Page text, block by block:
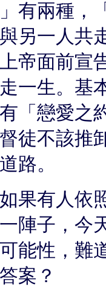
兩種，「
另一人共
帝面前宣
一生。基
「戀愛之
徒不該推
路。
有人依照
陣子，今
能性，難
案？